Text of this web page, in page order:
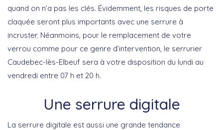
quand on n’a pas les clés. Évidemment, les risques de porte
claquée seront plus importants avec une serrure à
incruster. Néanmoins, pour le remplacement de votre
verrou comme pour ce genre d’intervention, le serrurier
Caudebec-lès-Elbeuf sera à votre disposition du lundi au
vendredi entre 07 h et 20 h.
Une serrure digitale
La serrure digitale est aussi une grande tendance